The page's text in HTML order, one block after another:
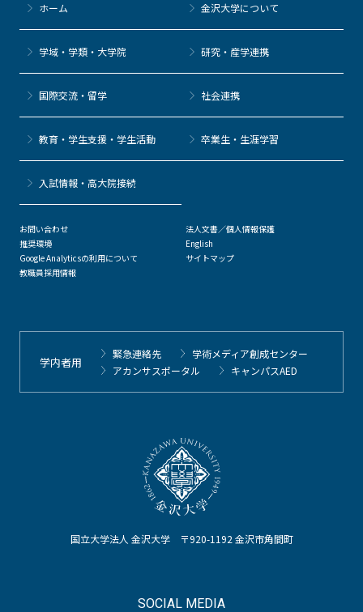
国立大学法人 金沢大学 〒920-1192 金沢市角間町
SOCIAL MEDIA
ホーム 金沢大学について
学域・学類・大学院 研究・産学連携
国際交流・留学 社会連携
教育・学生支援・学生活動 卒業生・生涯学習
⼊試情報・高大院接続
お問い合わせ
推奨環境
Google Analyticsの利用について
教職員採用情報
法人文書／個人情報保護
English
サイトマップ
学内者用
緊急連絡先
学術メディア創成センター
アカンサスポータル
キャンパスAED